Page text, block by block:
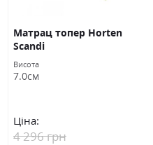
Матрац топер Horten
Scandi
Висота
7.0см
Ціна:
4 296 грн